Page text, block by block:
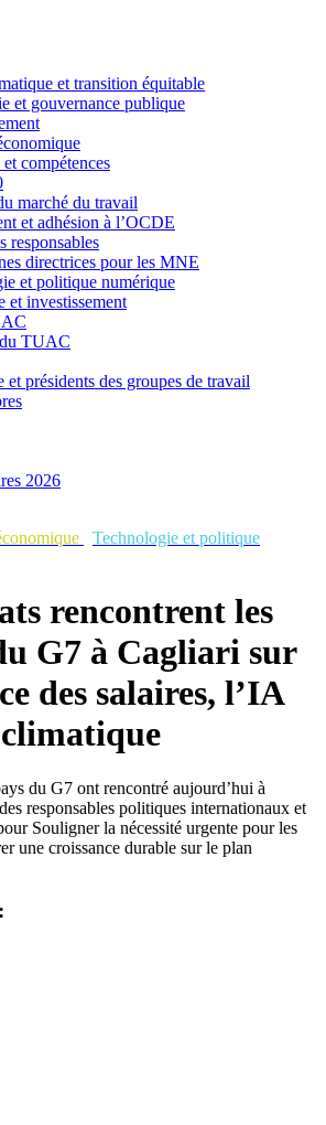
et transition équitable
et gouvernance publique
compétences
marché du travail
et adhésion à l’OCDE
responsables
directrices pour les MNE
et politique numérique
et investissement
TUAC
et présidents des groupes de travail
2026
Technologie et politique
rencontrent les
G7 à Cagliari sur
des salaires, l’IA
du G7 ont rencontré aujourd’hui à
responsables politiques internationaux et
Souligner la nécessité urgente pour les
une croissance durable sur le plan